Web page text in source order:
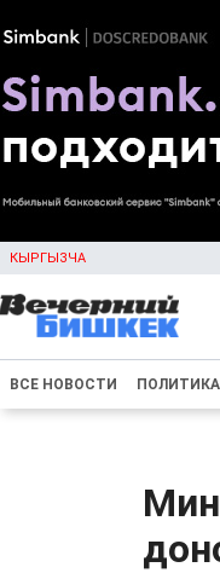
КЫРГЫЗЧА
ВСЕ НОВОСТИ ПОЛИТИКА